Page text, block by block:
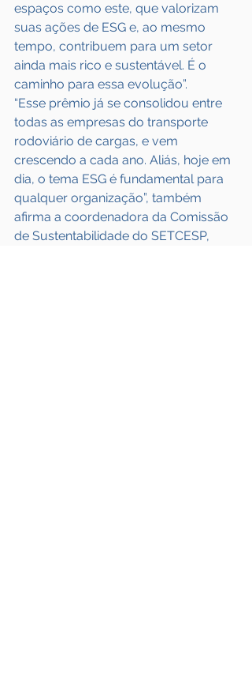
espaços como este, que valorizam
suas ações de ESG e, ao mesmo
tempo, contribuem para um setor
ainda mais rico e sustentável. É o
caminho para essa evolução”.
“Esse prêmio já se consolidou entre
todas as empresas do transporte
rodoviário de cargas, e vem
crescendo a cada ano. Aliás, hoje em
dia, o tema ESG é fundamental para
qualquer organização”, também
afirma a coordenadora da Comissão
de Sustentabilidade do SETCESP,